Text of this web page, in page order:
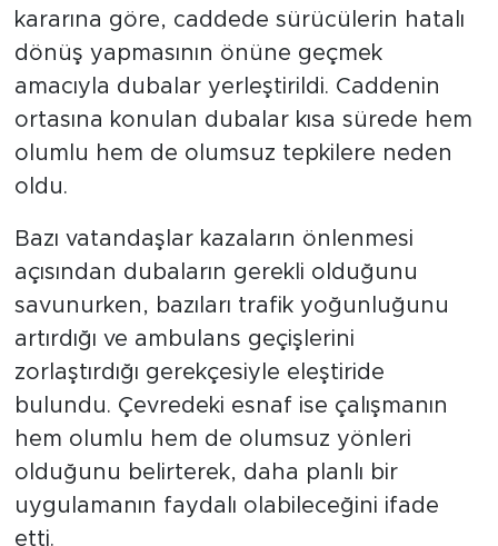
kararına göre, caddede sürücülerin hatalı
dönüş yapmasının önüne geçmek
amacıyla dubalar yerleştirildi. Caddenin
ortasına konulan dubalar kısa sürede hem
olumlu hem de olumsuz tepkilere neden
oldu.
Bazı vatandaşlar kazaların önlenmesi
açısından dubaların gerekli olduğunu
savunurken, bazıları trafik yoğunluğunu
artırdığı ve ambulans geçişlerini
zorlaştırdığı gerekçesiyle eleştiride
bulundu. Çevredeki esnaf ise çalışmanın
hem olumlu hem de olumsuz yönleri
olduğunu belirterek, daha planlı bir
uygulamanın faydalı olabileceğini ifade
etti.